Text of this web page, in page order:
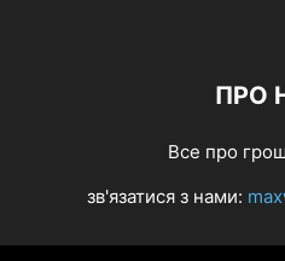
ПРО
Все про
зв'язатися з нами: